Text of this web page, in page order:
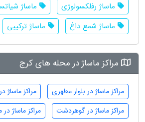
ماساژ رفلکسولوژی
ماساژ
ماساژ شمع داغ
ماساژ ترکیبی
مراکز ماساژ در محله های کرج
مراکز ماساژ در بلوار مطهری
مراکز ماساژ
مراکز ماساژ در گوهردشت
مراکز ماساژ در